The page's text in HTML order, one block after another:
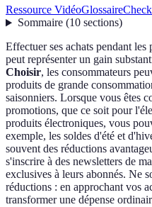
Ressource VidéoGlossaire
Sommaire(10 sections)
Effectuer ses achats pendant
peut représenter un gain
Choisir, les consommateurs
produits de grande
saisonniers. Lorsque vous êtes
promotions, que ce soit pour
produits électroniques, vous
exemple, les soldes d'été et
souvent des réductions
s'inscrire à des newsletters de
exclusives à leurs abonnés. Ne
réductions : en approchant vos
transformer une dépense